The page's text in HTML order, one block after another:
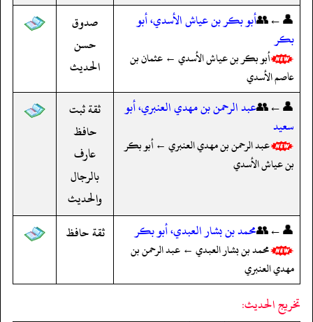
👤←👥أبو بكر بن عياش الأسدي، أبو
بكر
أبو بكر بن عياش الأسدي ← عثمان بن
عاصم الأسدي
صدوق
حسن
الحديث
👤←👥عبد الرحمن بن مهدي العنبري، أبو
سعيد
عبد الرحمن بن مهدي العنبري ← أبو بكر
بن عياش الأسدي
ثقة ثبت
حافظ
عارف
بالرجال
والحديث
👤←👥محمد بن بشار العبدي، أبو بكر
محمد بن بشار العبدي ← عبد الرحمن بن
مهدي العنبري
ثقة حافظ
تخريج الحديث: